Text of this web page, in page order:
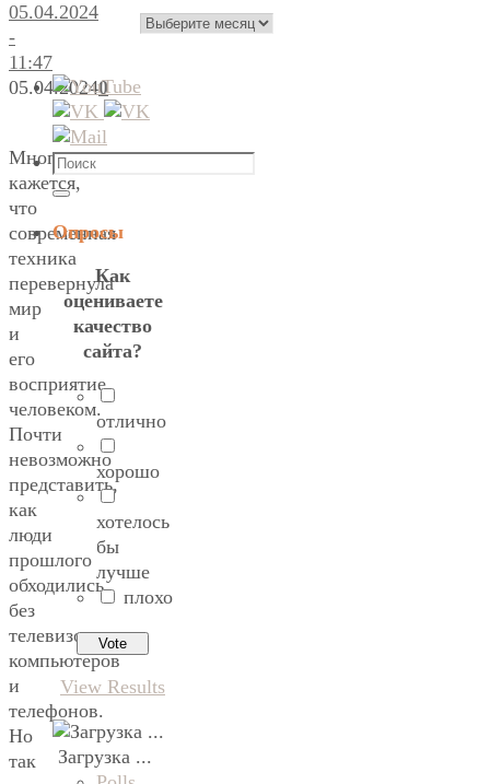
05.04.2024
-
11:47
05.04.20240
Многим
кажется,
что
современная
техника
перевернула
мир
и
его
восприятие
человеком.
Почти
невозможно
представить,
как
люди
прошлого
обходились
без
телевизоров,
компьютеров
и
телефонов.
Но
так
Архивы
Что
искать:
Поиск
Опросы
Как
оцениваете
качество
сайта?
отлично
хорошо
хотелось
бы
лучше
плохо
View Results
Загрузка ...